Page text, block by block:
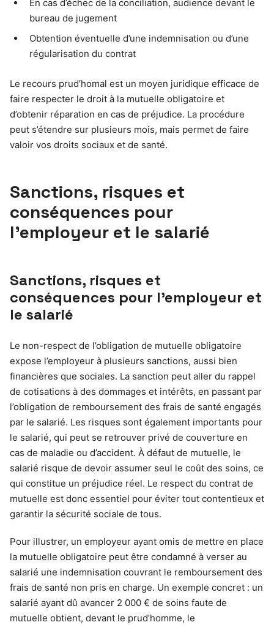
En cas d’échec de la conciliation, audience devant le
bureau de jugement
Obtention éventuelle d’une indemnisation ou d’une
régularisation du contrat
Le recours prud’homal est un moyen juridique efficace de
faire respecter le droit à la mutuelle obligatoire et
d’obtenir réparation en cas de préjudice. La procédure
peut s’étendre sur plusieurs mois, mais permet de faire
valoir vos droits sociaux et de santé.
Sanctions, risques et
conséquences pour
l’employeur et le salarié
Sanctions, risques et
conséquences pour l’employeur et
le salarié
Le non-respect de l’obligation de mutuelle obligatoire
expose l’employeur à plusieurs sanctions, aussi bien
financières que sociales. La sanction peut aller du rappel
de cotisations à des dommages et intérêts, en passant par
l’obligation de remboursement des frais de santé engagés
par le salarié. Les risques sont également importants pour
le salarié, qui peut se retrouver privé de couverture en
cas de maladie ou d’accident. À défaut de mutuelle, le
salarié risque de devoir assumer seul le coût des soins, ce
qui constitue un préjudice réel. Le respect du contrat de
mutuelle est donc essentiel pour éviter tout contentieux et
garantir la sécurité sociale de tous.
Pour illustrer, un employeur ayant omis de mettre en place
la mutuelle obligatoire peut être condamné à verser au
salarié une indemnisation couvrant le remboursement des
frais de santé non pris en charge. Un exemple concret : un
salarié ayant dû avancer 2 000 € de soins faute de
mutuelle obtient, devant le prud’homme, le